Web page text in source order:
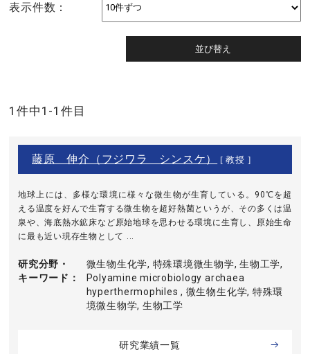
表示件数：
1件中1-1件目
藤原 伸介（フジワラ シンスケ） [ 教授 ]
地球上には、多様な環境に様々な微生物が生育している。90℃を超
える温度を好んで生育する微生物を超好熱菌というが、その多くは温
泉や、海底熱水鉱床など原始地球を思わせる環境に生育し、原始生命
に最も近い現存生物として ...
研究分野・
キーワード
微生物生化学, 特殊環境微生物学, 生物工学,
Polyamine microbiology archaea
hyperthermophiles , 微生物生化学, 特殊環
境微生物学, 生物工学
研究業績一覧